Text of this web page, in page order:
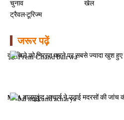
चुनाव
ट्रैवल-टूरिज्म
खेल
जरूर पढ़ें
दूदू जिले को निरस्त करने पर सबसे ज्यादा खुश हुए
MLA बालमुकुंद आचार्य ने उठाई मदरसों की जांच